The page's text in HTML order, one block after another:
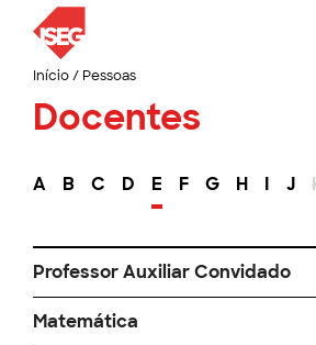
Início/ Pessoas
Docentes
A B C D E F G H I J
Professor Auxiliar Convidado
Matemática